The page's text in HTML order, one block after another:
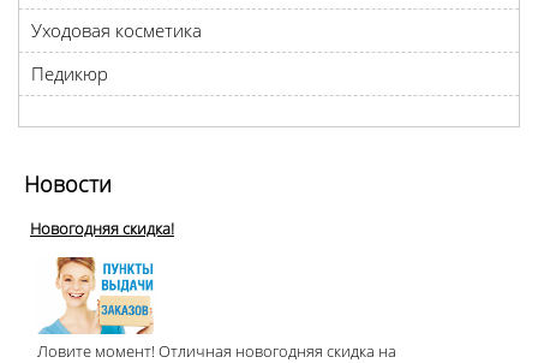
Уходовая косметика
Педикюр
Новости
Новогодняя скидка!
Ловите момент! Отличная новогодняя скидка на